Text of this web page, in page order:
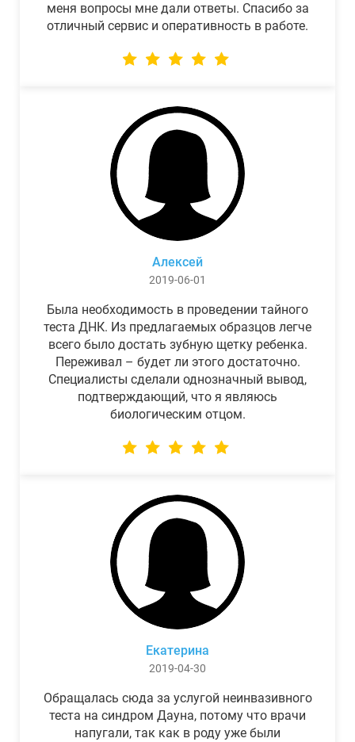
меня вопросы мне дали ответы. Спасибо за
отличный сервис и оперативность в работе.
Алексей
2019-06-01
Была необходимость в проведении тайного
теста ДНК. Из предлагаемых образцов легче
всего было достать зубную щетку ребенка.
Переживал – будет ли этого достаточно.
Специалисты сделали однозначный вывод,
подтверждающий, что я являюсь
биологическим отцом.
Екатерина
2019-04-30
Обращалась сюда за услугой неинвазивного
теста на синдром Дауна, потому что врачи
напугали, так как в роду уже были